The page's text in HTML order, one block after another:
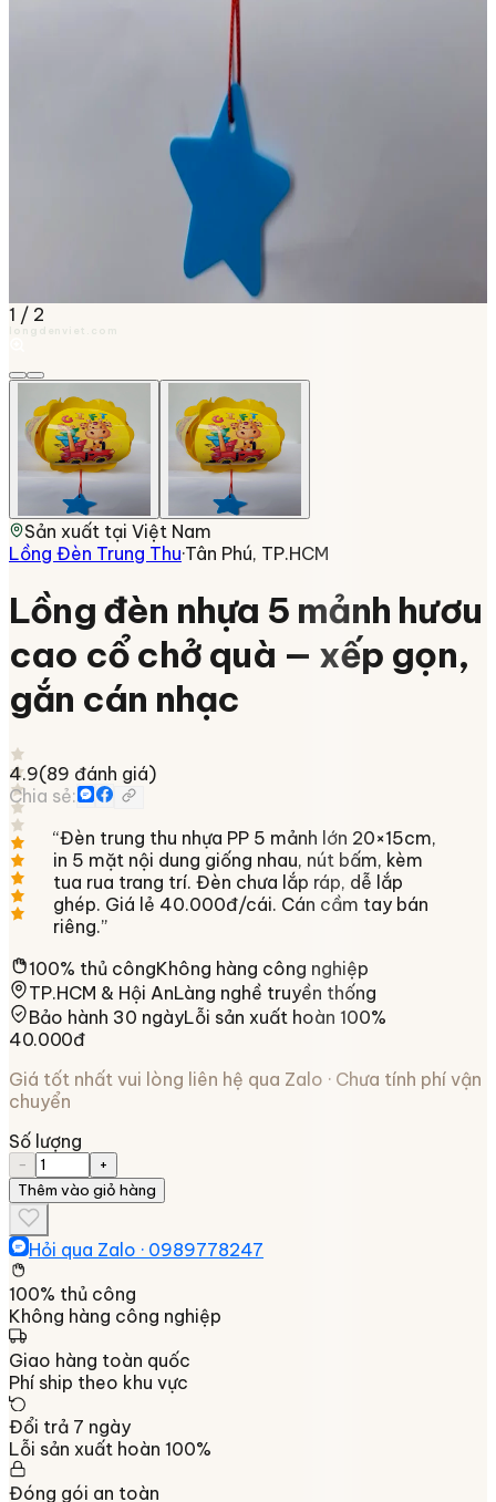
1 / 2
longdenviet.com
Sản xuất tại Việt Nam
Lồng Đèn Trung Thu·Tân Phú, TP.HCM
Lồng đèn nhựa 5 mảnh hươu
cao cổ chở quà — xếp gọn,
gắn cán nhạc
4.9(89 đánh giá)
Chia sẻ:
“Đèn trung thu nhựa PP 5 mảnh lớn 20×15cm,
in 5 mặt nội dung giống nhau, nút bấm, kèm
tua rua trang trí. Đèn chưa lắp ráp, dễ lắp
ghép. Giá lẻ 40.000đ/cái. Cán cầm tay bán
riêng.”
100% thủ côngKhông hàng công nghiệp
TP.HCM & Hội AnLàng nghề truyền thống
Bảo hành 30 ngàyLỗi sản xuất hoàn 100%
40.000đ
Giá tốt nhất vui lòng liên hệ qua Zalo · Chưa tính phí vận
chuyển
Số lượng
−
+
Thêm vào giỏ hàng
Hỏi qua Zalo · 0989778247
100% thủ công
Không hàng công nghiệp
Giao hàng toàn quốc
Phí ship theo khu vực
Đổi trả 7 ngày
Lỗi sản xuất hoàn 100%
Đóng gói an toàn